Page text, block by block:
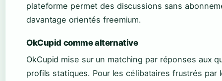
plateforme permet des discussions sans
davantage orientés freemium.
OkCupid comme alternative
OkCupid mise sur un matching par réponses aux
profils statiques. Pour les célibataires frustrés